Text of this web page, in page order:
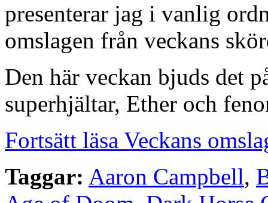
presenterar jag i vanlig
omslagen från veckans
Den här veckan bjuds det
superhjältar, Ether och
Fortsätt läsa Veckans
Taggar: Aaron Campbell,